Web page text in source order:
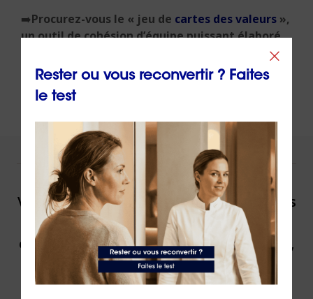
➡️Procurez-vous le « jeu de cartes des valeurs »,
un outil de cohésion d’équipe puissantélaboré
NOUS VOUS ACCOMPAGNONS !
Vous souhaitez être accompagné(e) dans
votre reconversion ou dans votre
évolution professionnelle par un expert,
contactez ORIENTACTION.
Rester ou vous reconvertir ? Faites
le test